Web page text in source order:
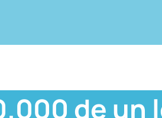
de un